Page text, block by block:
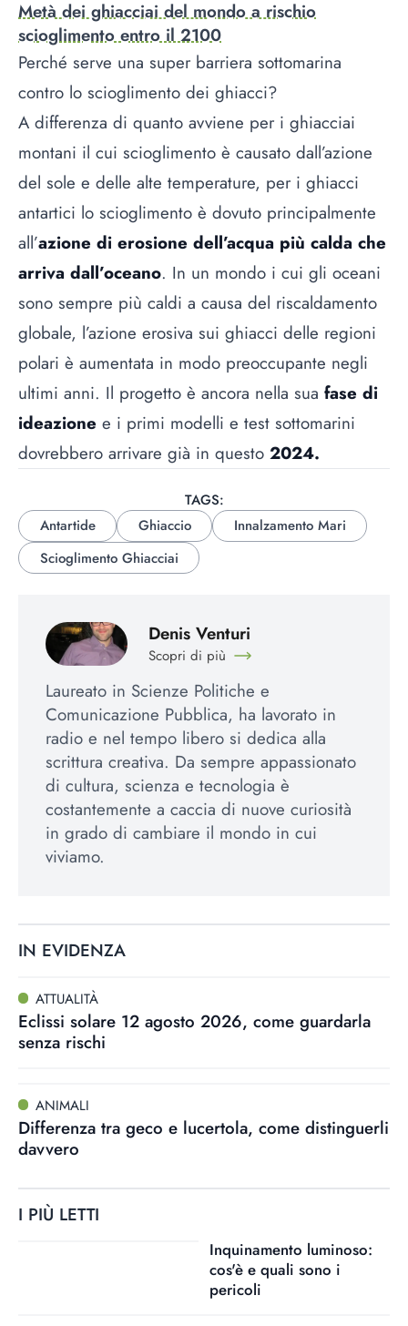
Metà dei ghiacciai del mondo a rischio
scioglimento entro il 2100
Perché serve una super barriera sottomarina
contro lo scioglimento dei ghiacci?
A differenza di quanto avviene per i ghiacciai
montani il cui scioglimento è causato dall’azione
del sole e delle alte temperature, per i ghiacci
antartici lo scioglimento è dovuto principalmente
all’azione di erosione dell’acqua più calda che
arriva dall’oceano. In un mondo i cui gli oceani
sono sempre più caldi a causa del riscaldamento
globale, l’azione erosiva sui ghiacci delle regioni
polari è aumentata in modo preoccupante negli
ultimi anni. Il progetto è ancora nella sua fase di
ideazione e i primi modelli e test sottomarini
dovrebbero arrivare già in questo 2024.
TAGS:
Antartide
Ghiaccio
Innalzamento Mari
Scioglimento Ghiacciai
Denis Venturi
Scopri di più
Laureato in Scienze Politiche e
Comunicazione Pubblica, ha lavorato in
radio e nel tempo libero si dedica alla
scrittura creativa. Da sempre appassionato
di cultura, scienza e tecnologia è
costantemente a caccia di nuove curiosità
in grado di cambiare il mondo in cui
viviamo.
IN EVIDENZA
ATTUALITÀ
Eclissi solare 12 agosto 2026, come guardarla
senza rischi
ANIMALI
Differenza tra geco e lucertola, come distinguerli
davvero
I PIÙ LETTI
Inquinamento luminoso:
cos'è e quali sono i
pericoli